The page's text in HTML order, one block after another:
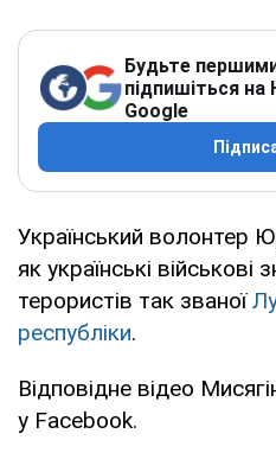
Будьте
підпишіться на
Google
Український волонтер
як українські
терористів так званої
республіки.
Відповідне відео
у Facebook.